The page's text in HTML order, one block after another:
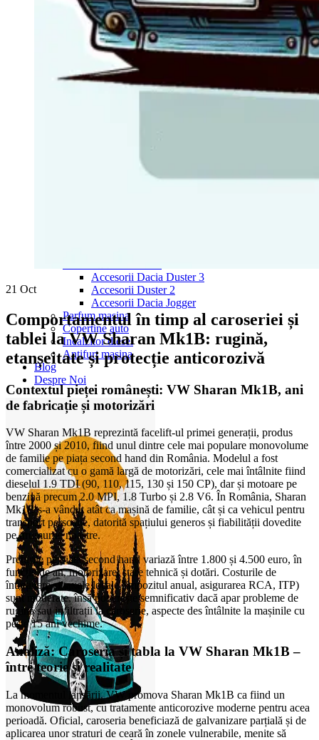
Navigație Passat B5
Navigație Passat B5 5
Navigație Passat B6
Navigație Passat B7
Navigație Passat B8
Navigație Passat CC
Skoda
Navigație Skoda Fabia 1
Navigație Skoda Rapid
Navigație Skoda Superb 1
Accesorii Dacia Duster 3
Accesorii Duster 2
Accesorii Dacia Jogger
Parfum masina
Copertine auto
Incalzitor diesel
Antifurt masina
Blog
Despre Noi
21 Oct
Comportamentul în timp al caroseriei și
tablei la VW Sharan Mk1B: rugină,
etanșeitate și protecție anticorozivă
Contextul pieței românești: VW Sharan Mk1B, ani
de fabricație și motorizări
VW Sharan Mk1B reprezintă facelift-ul primei generații, produs
între 2000 și 2010, fiind unul dintre cele mai populare monovolume
de familie pe piața second hand din România. Modelul a fost
comercializat cu o gamă largă de motorizări, cele mai întâlnite fiind
dieselul 1.9 TDI (90, 110, 115, 130 și 150 CP), dar și motoare pe
benzină precum 2.0 MPI, 1.8 Turbo și 2.8 V6. În România, Sharan
Mk1B s-a vândut atât ca mașină de familie, cât și ca vehicul pentru
transport persoane, datorită spațiului generos și fiabilității dovedite
pe drumurile noastre.
Prețurile pe piața second hand variază între 1.800 și 4.500 euro, în
funcție de an, motorizare, stare tehnică și dotări. Costurile de
întreținere și taxele locale (impozitul anual, asigurarea RCA, ITP)
sunt moderate, însă pot crește semnificativ dacă apar probleme de
rugină sau infiltrații la caroserie, aspecte des întâlnite la mașinile cu
peste 15 ani vechime.
Analiză: Caroseria și tabla la VW Sharan Mk1B –
între teorie și realitate
La momentul lansării, VW promova Sharan Mk1B ca fiind un
monovolum robust, cu tratamente anticorozive moderne pentru acea
perioadă. Oficial, caroseria beneficiază de galvanizare parțială și de
aplicarea unor straturi de ceară în zonele vulnerabile, menite să